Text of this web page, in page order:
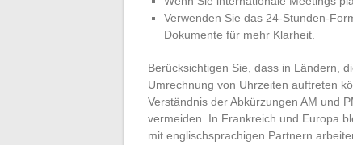
Verwenden Sie das 24-Stunden-
Dokumente für mehr Klarheit.
Berücksichtigen Sie, dass in Ländern,
Umrechnung von Uhrzeiten auftreten
Verständnis der Abkürzungen AM und
vermeiden. In Frankreich und Europa
mit englischsprachigen Partnern